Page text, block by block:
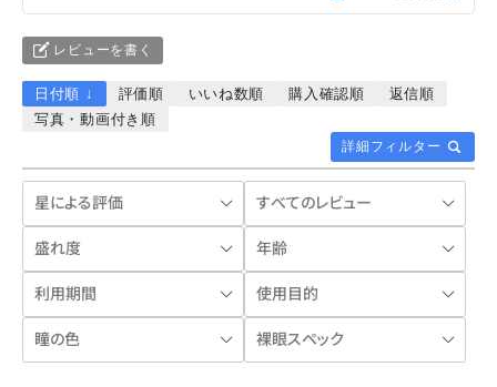
レビューを書く
詳細フィルター
日付順 ↓ 評価順 いいね数順 購入確認順
返信順
写真・動画付き順